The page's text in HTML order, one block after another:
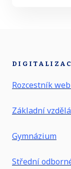
Rozcestník
Základní
Gymnázium
Střední